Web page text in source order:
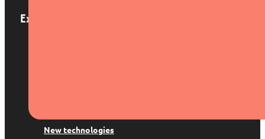
Expertise
New technologies